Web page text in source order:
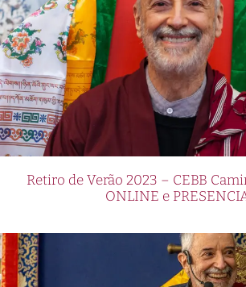
Retiro de Verão 2023 – CEBB
ONLINE e